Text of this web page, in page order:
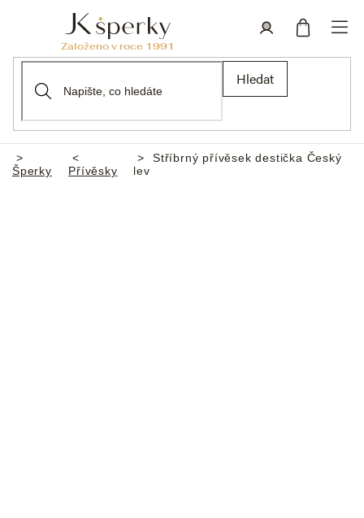
Hledat
Domů
Šperky Přívěsky
Stříbrný přívěsek destička Český
lev